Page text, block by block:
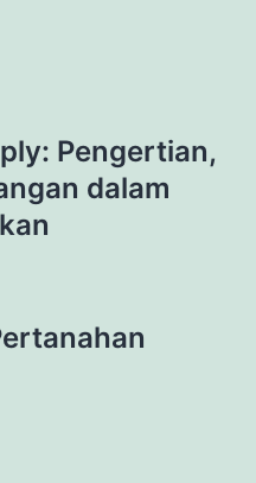
Pengertian,
dalam